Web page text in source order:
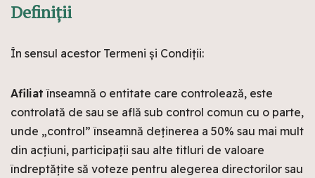
Definiții
În sensul acestor Termeni și Condiții:
Afiliat înseamnă o entitate care controlează, este
controlată de sau se află sub control comun cu o parte,
unde „control” înseamnă deținerea a 50% sau mai mult
din acțiuni, participații sau alte titluri de valoare
îndreptățite să voteze pentru alegerea directorilor sau